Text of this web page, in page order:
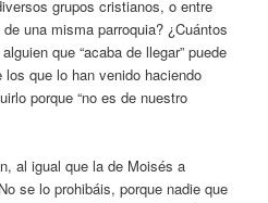
grupos cristianos, o entre
una misma parroquia? ¿Cuántos
que “acaba de llegar” puede
que lo han venido haciendo
porque “no es de nuestro
al igual que la de Moisés a
se lo prohibáis, porque nadie que